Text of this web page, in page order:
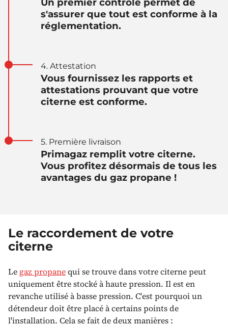
Un premier contrôle permet de
s'assurer que tout est conforme à la
réglementation.
4. Attestation
Vous fournissez les rapports et
attestations prouvant que votre
citerne est conforme.
5. Première livraison
Primagaz remplit votre citerne.
Vous profitez désormais de tous les
avantages du gaz propane !
Le raccordement de votre
citerne
Le gaz propanequi se trouve dans votre citerne peut
uniquement être stocké à haute pression. Il est en
revanche utilisé à basse pression. C'est pourquoi un
détendeur doit être placé à certains points de
l'installation. Cela se fait de deux manières :